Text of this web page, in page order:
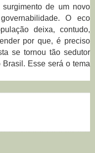
de um novo
O eco
deixa, contudo,
por que, é preciso
se tornou tão sedutor
Esse será o tema